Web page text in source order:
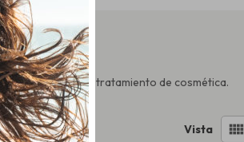
perfecto para tu tratamiento de cosmética.
a más alto Vista view_comfy